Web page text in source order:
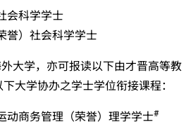
以上成绩。另外，数学科延伸部分
一。如申请人同时持有单元一及单
学时只计算成绩较佳的一个单元。
成指定升学单元）的毕业生。
程的学生，可按其BTEC及IGCSE
会科学学士
誉）社会科学学士
大学，亦可报读以下由才晋高等教
大学协办之学士学位衔接课程：
动商务管理（荣誉）理学学士#